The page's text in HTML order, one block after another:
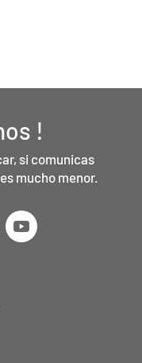
!
si comunicas
mucho menor.